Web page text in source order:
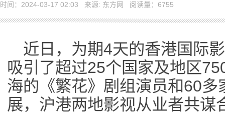
时间：2024-03-17 02:03 来源: 东方网 阅读量：6755
近日，为期4天的香港国际
吸引了超过25个国家及地区
海的《繁花》剧组演员和60
展，沪港两地影视从业者共谋